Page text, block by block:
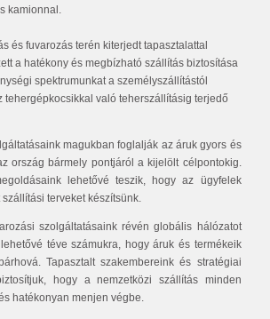
kamionnal.
és fuvarozás terén kiterjedt tapasztalattal
a hatékony és megbízható szállítás biztosítása
spektrumunkat a személyszállítástól
tehergépkocsikkal való teherszállításig terjedő
magukban foglalják az áruk gyors és
ország bármely pontjáról a kijelölt célpontokig.
lehetővé teszik, hogy az ügyfelek
terveket készítsünk.
szolgáltatásaink révén globális hálózatot
téve számukra, hogy áruk és termékeik
Tapasztalt szakembereink és stratégiai
hogy a nemzetközi szállítás minden
hatékonyan menjen végbe.